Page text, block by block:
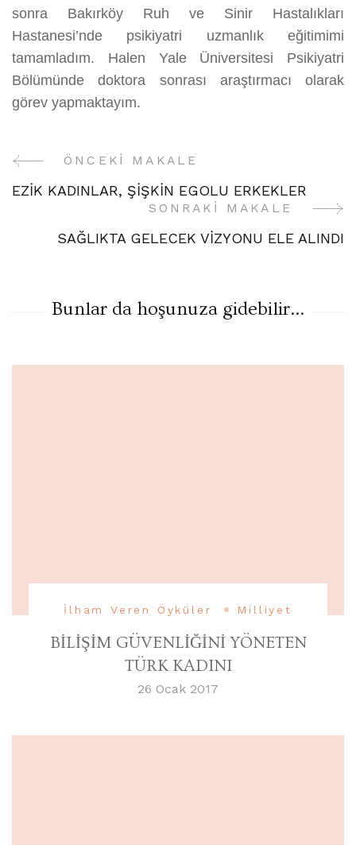
sonra Bakırköy Ruh ve Sinir Hastalıkları
Hastanesi’nde psikiyatri uzmanlık eğitimimi
tamamladım. Halen Yale Üniversitesi Psikiyatri
Bölümünde doktora sonrası araştırmacı olarak
görev yapmaktayım.
YazıÖNCEKI MAKALE
EZİK KADINLAR, ŞİŞKİN EGOLU ERKEKLER
SONRAKI MAKALE
SAĞLIKTA GELECEK VİZYONU ELE ALINDI
Bunlar da hoşunuza gidebilir...
İlham Veren Öyküler Milliyet
BİLİŞİM GÜVENLİĞİNİ YÖNETEN
TÜRK KADINI
26 Ocak 2017